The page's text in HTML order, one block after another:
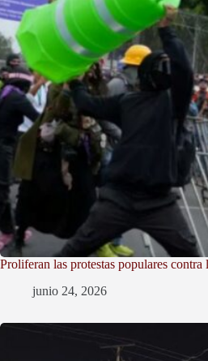
Proliferan las protestas populares contra
junio 24, 2026